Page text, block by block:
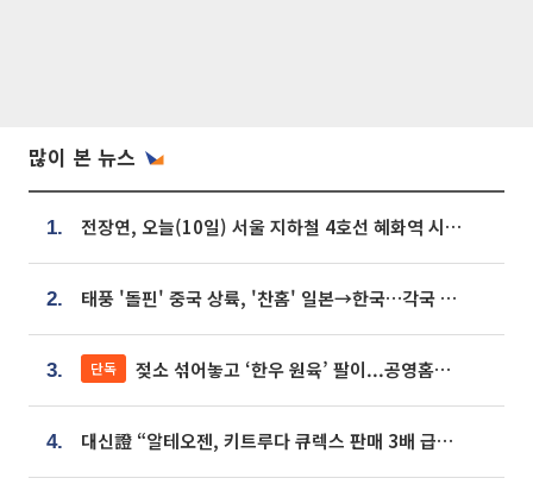
많이 본 뉴스
1. 전장연, 오늘(10일) 서울 지하철 4호선 혜화역 시위…1호선 용산역 무정차
2. 태풍 '돌핀' 중국 상륙, '찬홈' 일본→한국…각국 기상청 예상 경로는?
3. 단독 젖소 섞어놓고 ‘한우 원육’ 팔이...공영홈쇼핑 표기·검증 구멍
4. 대신證 “알테오젠, 키트루다 큐렉스 판매 3배 급증…목표가 41만원 상향”